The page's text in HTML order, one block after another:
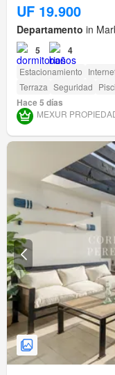
UF 19.900
Departamento in
5 4
Estacionamiento
Terraza Seguridad
Hace 5 días
MEXUR